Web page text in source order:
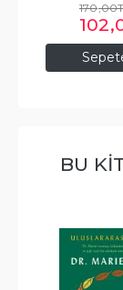
170,00
102
BU